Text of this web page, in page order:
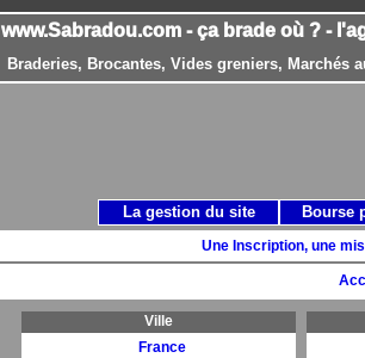
www.Sabradou.com - ça brade où ? -
Braderies, Brocantes, Vides greniers, Marchés
Une Inscription, une
Ville
France
La gestion du site Bourse